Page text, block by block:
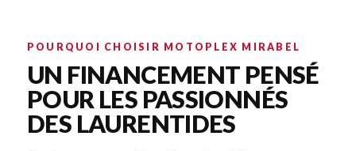
POURQUOI CHOISIR MOTOPLEX MIRABEL
UN FINANCEMENT PENSÉ
POUR LES PASSIONNÉS
DES LAURENTIDES